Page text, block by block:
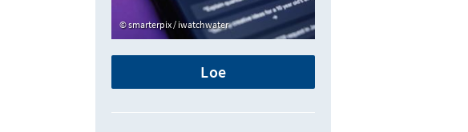
smarterpix / iwatchwater
Loe